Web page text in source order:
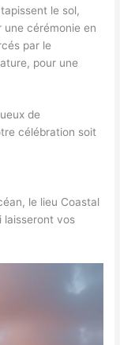
le sol,
une cérémonie en
par le
pour une
de
célébration soit
le lieu Coastal
laisseront vos